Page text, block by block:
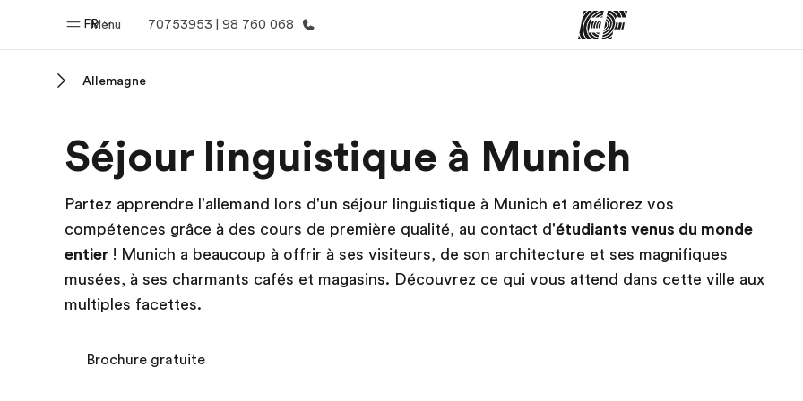
Menu
FR 70753953 | 98 760 068
Bienvenue chez EF Nos offres Trouver un bureau
Allemagne
Séjour linguistique à Munich
Partez apprendre l'allemand lors d'un séjour linguistique à Munich et améliorez vos
compétences grâce à des cours de première qualité, au contact d'étudiants venus du monde
entier ! Munich a beaucoup à offrir à ses visiteurs, de son architecture et ses magnifiques
musées, à ses charmants cafés et magasins. Découvrez ce qui vous attend dans cette ville aux
multiples facettes.
Brochure gratuite